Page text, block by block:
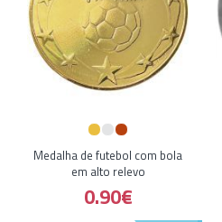
Medalha de futebol com bola
em alto relevo
0.90€